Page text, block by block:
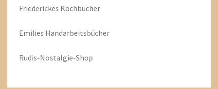
Friederickes Kochbücher
Emilies Handarbeitsbücher
Rudis-Nostalgie-Shop